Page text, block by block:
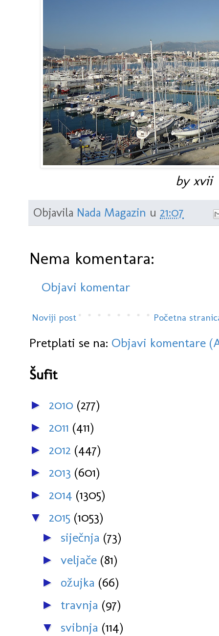
by xvii
Objavila Nada Magazin u 21:07
Nema komentara:
Objavi komentar
Noviji post Početna
Pretplati se na: Objavi komentare
Šufit
► 2010 (277)
► 2011 (411)
► 2012 (447)
► 2013 (601)
► 2014 (1305)
▼ 2015 (1053)
► siječnja (73)
► veljače (81)
► ožujka (66)
► travnja (97)
▼ svibnja (114)